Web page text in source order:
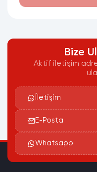
Bize
Aktif iletişim
İletişim
E-Posta
Whatsapp